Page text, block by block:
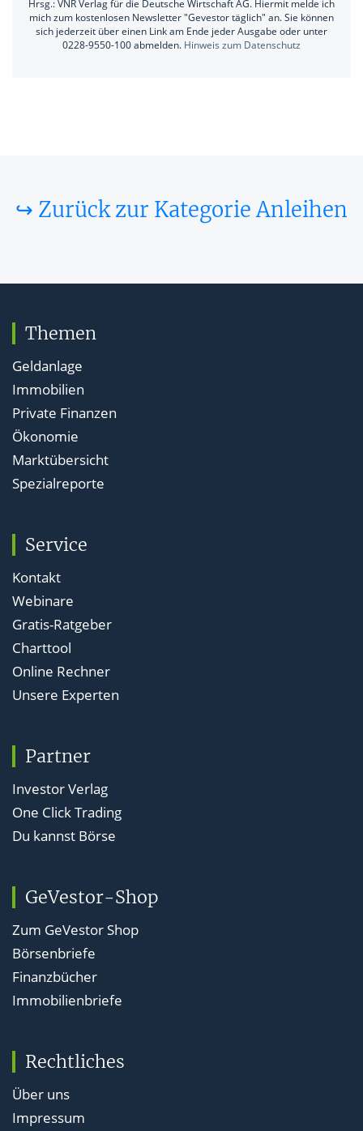
Hrsg.: VNR Verlag für die Deutsche Wirtschaft AG. Hiermit melde ich
mich zum kostenlosen Newsletter "Gevestor täglich" an. Sie können
sich jederzeit über einen Link am Ende jeder Ausgabe oder unter
0228-9550-100 abmelden. Hinweis zum Datenschutz
↪ Zurück zur Kategorie Anleihen
Themen
Geldanlage
Immobilien
Private Finanzen
Ökonomie
Marktübersicht
Spezialreporte
Service
Kontakt
Webinare
Gratis-Ratgeber
Charttool
Online Rechner
Unsere Experten
Partner
Investor Verlag
One Click Trading
Du kannst Börse
GeVestor-Shop
Zum GeVestor Shop
Börsenbriefe
Finanzbücher
Immobilienbriefe
Rechtliches
Über uns
Impressum